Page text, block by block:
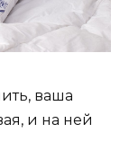
ваша
и на ней